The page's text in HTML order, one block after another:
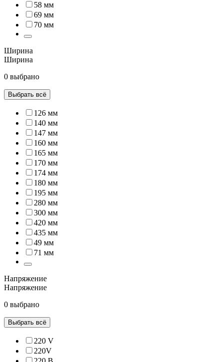
58 мм
69 мм
70 мм
Ширина
Ширина
0 выбрано
Выбрать всё
126 мм
140 мм
147 мм
160 мм
165 мм
170 мм
174 мм
180 мм
195 мм
280 мм
300 мм
420 мм
435 мм
49 мм
71 мм
Напряжение
Напряжение
0 выбрано
Выбрать всё
220 V
220V